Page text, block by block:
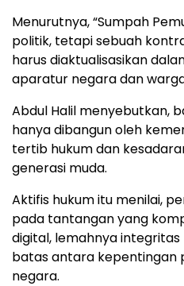
Menurutnya, “Sumpah
politik, tetapi sebuah
harus diaktualisasikan
aparatur negara dan
Abdul Halil menyebutkan,
hanya dibangun oleh
tertib hukum dan
generasi muda.
Aktifis hukum itu menilai,
pada tantangan yang
digital, lemahnya
batas antara kepentingan
negara.